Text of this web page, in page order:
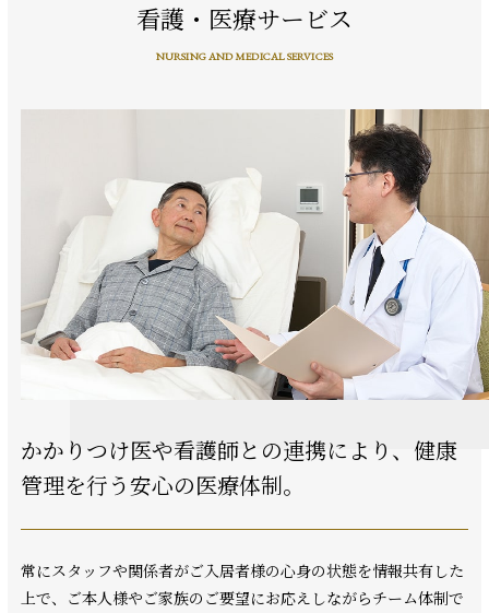
看護・医療サービス
NURSING AND MEDICAL SERVICES
かかりつけ医や看護師との連携により、 健康
管理を行う安心の医療体制。
常にスタッフや関係者がご入居者様の心身の状態を情報共有した
上で、ご本人様やご家族のご要望にお応えしながらチーム体制で